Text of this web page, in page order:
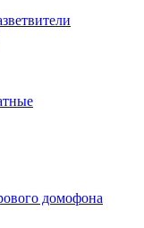
домофона